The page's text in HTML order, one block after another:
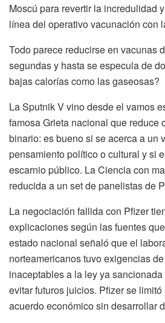
Moscú para revertir la incredulidad
línea del operativo vacunación con
Todo parece reducirse en vacunas
segundas y hasta se especula de
bajas calorías como las gaseosas?
La Sputnik V vino desde el vamos
famosa Grieta nacional que reduce
binario: es bueno si se acerca a un
pensamiento político o cultural y si
escarnio público. La Ciencia con
reducida a un set de panelistas de
La negociación fallida con Pfizer
explicaciones según las fuentes
estado nacional señaló que el
norteamericanos tuvo exigencias
inaceptables a la ley ya
evitar futuros juicios. Pfizer se
acuerdo económico sin desarrollar